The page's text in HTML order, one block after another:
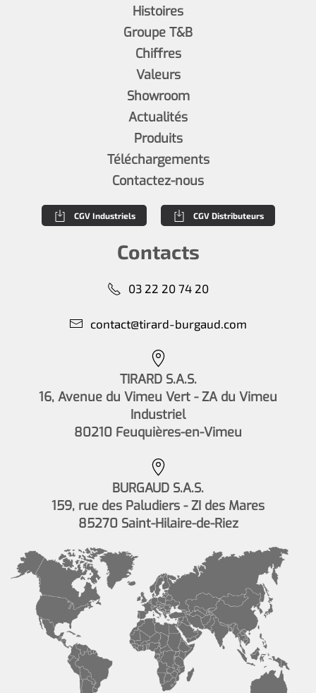
Histoires
Groupe T&B
Chiffres
Valeurs
Showroom
Actualités
Produits
Téléchargements
Contactez-nous
CGV Industriels CGV Distributeurs
Contacts
03 22 20 74 20
contact@tirard-burgaud.com
TIRARD S.A.S.
16, Avenue du Vimeu Vert - ZA du Vimeu
Industriel
80210 Feuquières-en-Vimeu
BURGAUD S.A.S.
159, rue des Paludiers - ZI des Mares
85270 Saint-Hilaire-de-Riez